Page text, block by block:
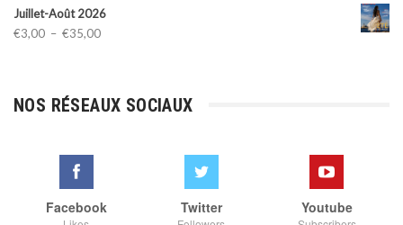
Juillet-Août 2026
€3,00 – €35,00Plage
à
NOS RÉSEAUX SOCIAUX
Facebook Twitter Youtube